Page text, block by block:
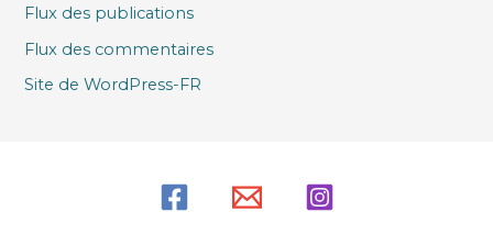
Flux des publications
Flux des commentaires
Site de WordPress-FR